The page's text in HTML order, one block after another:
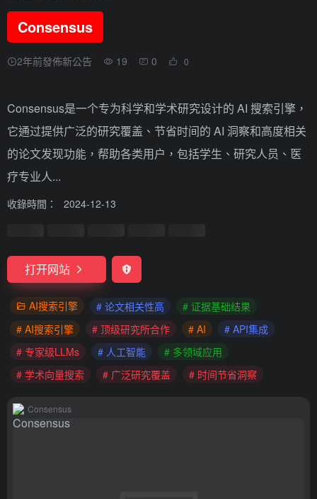
Consensus
2年前發佈新公告 19 0 0
Consensus是一个专为科学和学术研究设计的 AI 搜索引擎，
它通过提供广泛的研究覆盖、节省时间的 AI 洞察和高度相关
的论文发现功能，帮助各类用户，包括学生、研究人员、医
疗专业人...
收錄時間： 2024-12-13
打开网站
AI搜索引擎 # 论文相关性高
# 证据基础结果
# AI搜索引擎
# 顶级研究所合作 # AI
# API集成
# 专家级LLMs
# 人工智能
# 多领域应用
# 学术向量搜索
# 广泛研究覆盖 # 时间节省洞察
Consensus